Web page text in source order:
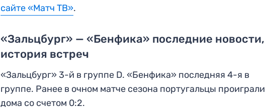
сайте «Матч ТВ».
«Зальцбург» — «Бенфика» последние новости,
история встреч
«Зальцбург» 3-й в группе D. «Бенфика» последняя 4-я в
группе. Ранее в очном матче сезона португальцы проиграли
дома со счетом 0:2.